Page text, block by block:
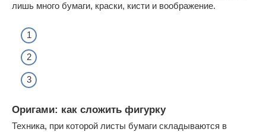
лишь много бумаги, краски, кисти и воображение.
Оригами: как сложить фигурку
Техника, при которой листы бумаги складываются в